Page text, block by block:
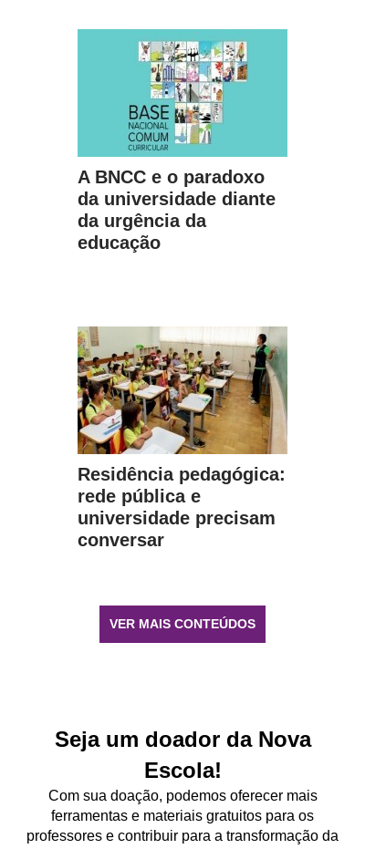
A BNCC e o paradoxo
da universidade diante
da urgência da
educação
Residência pedagógica:
rede pública e
universidade precisam
conversar
VER MAIS CONTEÚDOS
Seja um doador da Nova
Escola!
Com sua doação, podemos oferecer mais
ferramentas e materiais gratuitos para os
professores e contribuir para a transformação da